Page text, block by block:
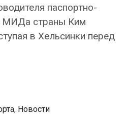
паспортно-
МИДа страны Ким
в Хельсинки перед
, Новости